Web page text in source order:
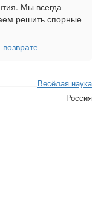
Весёлая наука
Россия
Мы всегда
решить спорные